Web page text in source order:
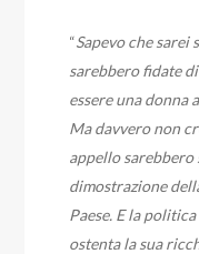
“Sapevo che sarei
sarebbero fidate
essere una donna
Ma davvero non
appello
dimostrazione
Paese. E la
ostenta la sua